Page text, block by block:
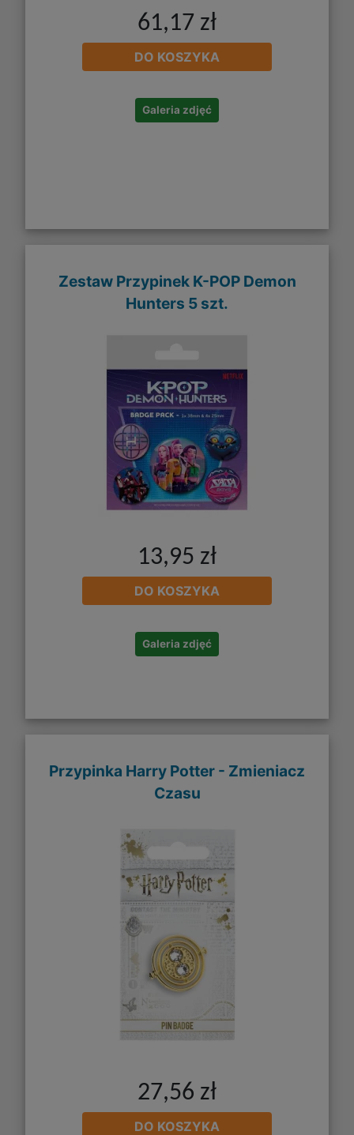
61,17 zł
DO KOSZYKA
Galeria zdjęć
Zestaw Przypinek K-POP Demon
Hunters 5 szt.
13,95 zł
DO KOSZYKA
Galeria zdjęć
Przypinka Harry Potter - Zmieniacz
Czasu
27,56 zł
DO KOSZYKA